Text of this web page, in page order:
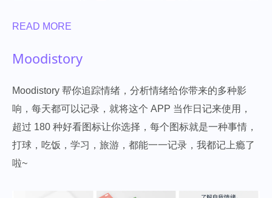
READ MORE
Moodistory
Moodistory 帮你追踪情绪，分析情绪给你带来的多种影
响，每天都可以记录，就将这个 APP 当作日记来使用，
超过 180 种好看图标让你选择，每个图标就是一种事情，
打球，吃饭，学习，旅游，都能一一记录，我都记上瘾了
啦~